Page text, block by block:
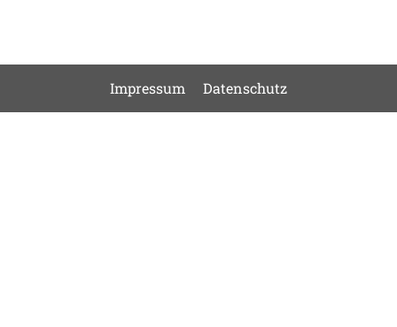
Impressum Datenschutz